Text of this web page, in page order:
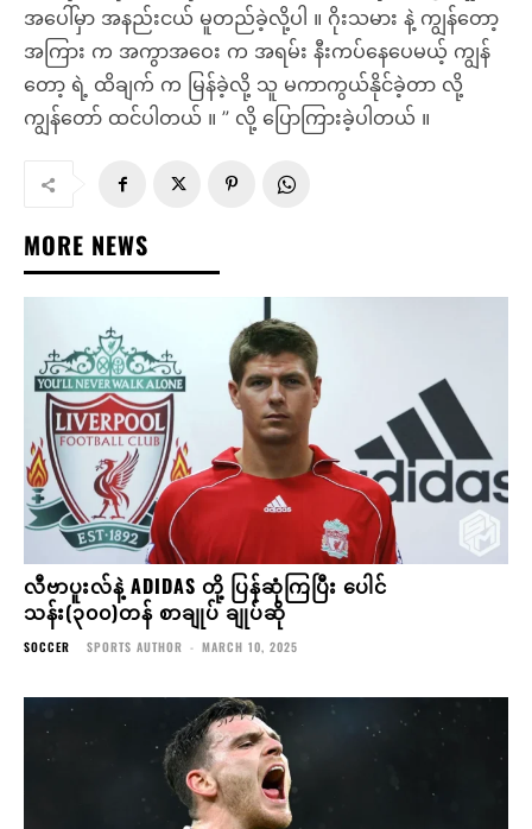
အပေါ်မှာ အနည်းငယ် မူတည်ခဲ့လို့ပါ ။ ဂိုးသမား နဲ့ ကျွန်တော့
အကြား က အကွာအဝေး က အရမ်း နီးကပ်နေပေမယ့် ကျွန်
တော့ ရဲ့ ထိချက် က မြန်ခဲ့လို့ သူ မကာကွယ်နိုင်ခဲ့တာ လို့
ကျွန်တော် ထင်ပါတယ် ။ ” လို့ ပြောကြားခဲ့ပါတယ် ။
MORE NEWS
လီဗာပူးလ်နဲ့ ADIDAS တို့ ပြန်ဆုံကြပြီး ပေါင်
သန်း(၃၀၀)တန် စာချုပ် ချုပ်ဆို
SOCCER SPORTS AUTHOR - MARCH 10, 2025